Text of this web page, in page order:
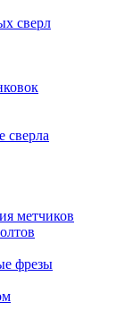
сверл
сверла
метчиков
фрезы